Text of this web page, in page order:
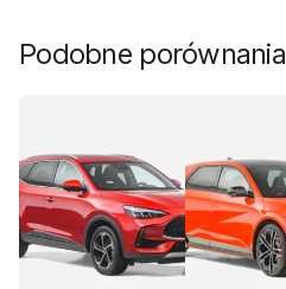
Podobne porównania